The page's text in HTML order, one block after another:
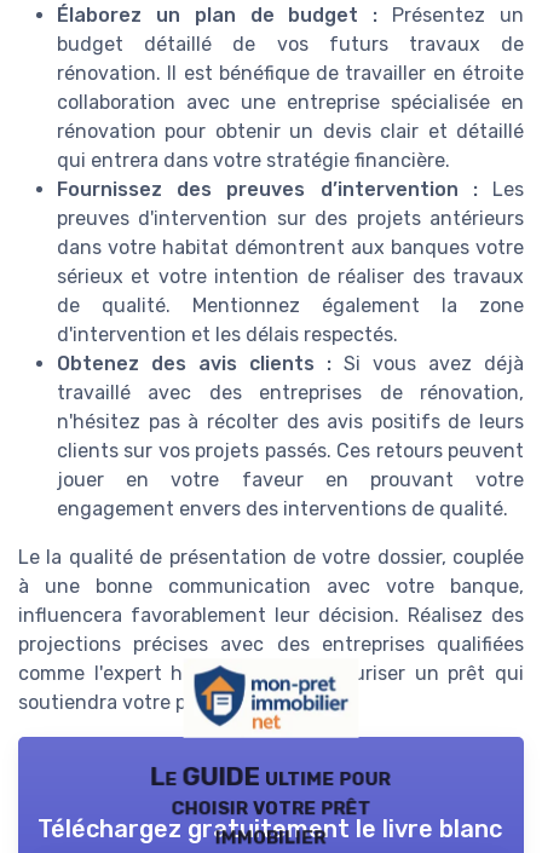
Élaborez un plan de budget : Présentez un
budget détaillé de vos futurs travaux de
rénovation. Il est bénéfique de travailler en étroite
collaboration avec une entreprise spécialisée en
rénovation pour obtenir un devis clair et détaillé
qui entrera dans votre stratégie financière.
Fournissez des preuves d’intervention :Les
preuves d'intervention sur des projets antérieurs
dans votre habitat démontrent aux banques votre
sérieux et votre intention de réaliser des travaux
de qualité. Mentionnez également la zone
d'intervention et les délais respectés.
Obtenez des avis clients : Si vous avez déjà
travaillé avec des entreprises de rénovation,
n'hésitez pas à récolter des avis positifs de leurs
clients sur vos projets passés. Ces retours peuvent
jouer en votre faveur en prouvant votre
engagement envers des interventions de qualité.
Le la qualité de présentation de votre dossier, couplée
à une bonne communication avec votre banque,
influencera favorablement leur décision. Réalisez des
projections précises avec des entreprises qualifiées
comme l'expert habitat afin de sécuriser un prêt qui
soutiendra votre projet immobilier.
Le GUIDE ultime pour
choisir votre prêt
immobilier
Téléchargez gratuitement le livre blanc